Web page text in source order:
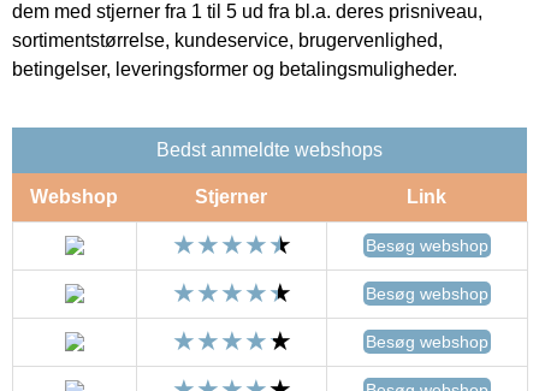
dem med stjerner fra 1 til 5 ud fra bl.a. deres prisniveau,
sortimentstørrelse, kundeservice, brugervenlighed,
betingelser, leveringsformer og betalingsmuligheder.
Bedst anmeldte webshops
Webshop Stjerner Link
Besøg webshop
Besøg webshop
Besøg webshop